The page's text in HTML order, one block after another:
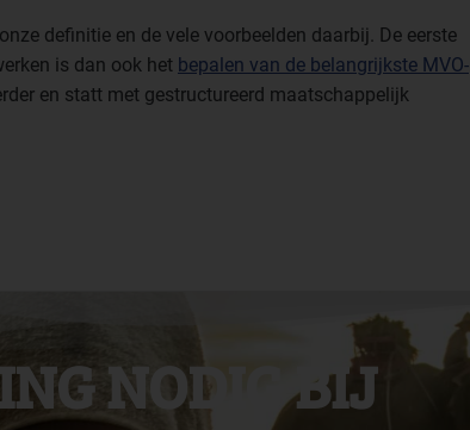
definitie en de vele voorbeelden daarbij. De eerste
is dan ook het bepalen van de belangrijkste MVO-
en statt met gestructureerd maatschappelijk
NODIG BIJ